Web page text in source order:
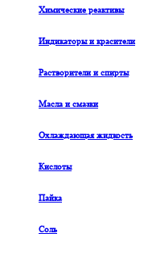
Химические реактивы
Индикаторы и красители
Растворители и спирты
Масла и смазки
Охлаждающая жидкость
Кислоты
Пайка
Соль